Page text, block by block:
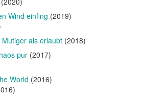
Wind einfing (2019)
als erlaubt (2018)
pur (2017)
World (2016)